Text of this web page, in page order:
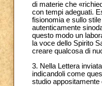
di materie che
con tempi adeguati.
fisionomia e sullo
autenticamente
questo modo un
la voce dello Spirito
creare qualcosa di
3. Nella Lettera
indicandoli come
studio appositamente